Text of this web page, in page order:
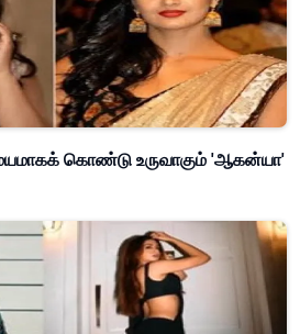
கொண்டு உருவாகும் 'ஆகன்யா'